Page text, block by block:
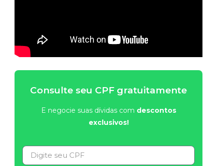
Consulte seu CPF gratuitamente
E negocie suas dívidas com descontos
exclusivos!